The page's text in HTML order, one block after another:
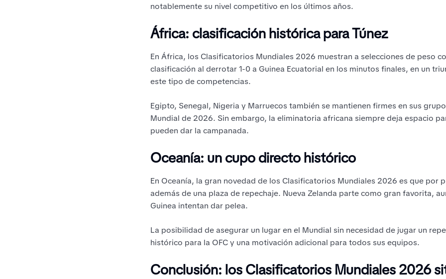
notablemente su nivel competitivo en los últimos años.
África: clasificación histórica para Túnez
En África, los Clasificatorios Mundiales 2026 muestran a selecciones de peso
clasificación al derrotar 1-0 a Guinea Ecuatorial en los minutos finales, en un
este tipo de competencias.
Egipto, Senegal, Nigeria y Marruecos también se mantienen firmes en sus
Mundial de 2026. Sin embargo, la eliminatoria africana siempre deja espacio
pueden dar la campanada.
Oceanía: un cupo directo histórico
En Oceanía, la gran novedad de los Clasificatorios Mundiales 2026 es que por
además de una plaza de repechaje. Nueva Zelanda parte como gran favorita,
Guinea intentan dar pelea.
La posibilidad de asegurar un lugar en el Mundial sin necesidad de jugar un
histórico para la OFC y una motivación adicional para todos sus equipos.
Conclusión: los Clasificatorios Mundiales 2026